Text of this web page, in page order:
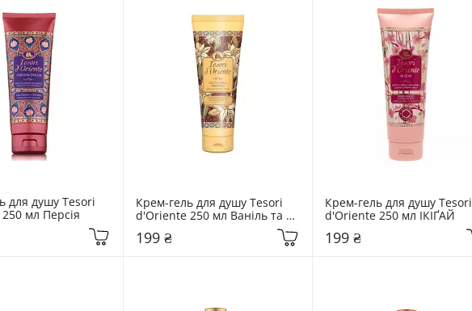
для душу Tesori
мл Персія
Крем-гель для душу Tesori
d'Oriente 250 мл Ваніль та
199 ₴
Крем-гель для душу Tesori
d'Oriente 250 мл ІКІҐАЙ
199 ₴